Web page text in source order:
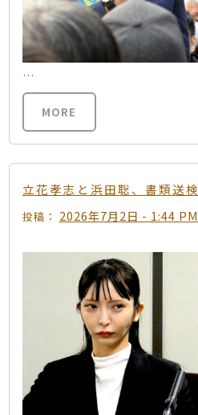
…
MORE
立花孝志と浜田聡、書類送検
投稿： 2026年7月2日 - 1:44 PM